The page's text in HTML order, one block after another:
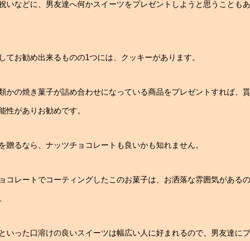
いなどに、男友達へ何かスイーツをプレゼントしようと思うことも
てお勧め出来るものの1つには、クッキーがあります。
かの焼き菓子が詰め合わせになっている商品をプレゼントすれば、
性がありお勧めです。
贈るなら、ナッツチョコレートも良いかも知れません。
コレートでコーティングしたこのお菓子は、お洒落な雰囲気がある
いった口溶けの良いスイーツは幅広い人に好まれるので、男友達に